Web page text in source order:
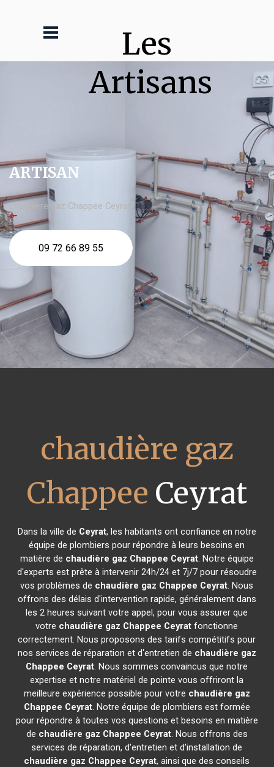
Les
Artisans
ARTISAN
chaudière gaz Chappee Ceyrat
09 72 66 89 55
chaudière gaz
Chappee Ceyrat
Dans la ville de Ceyrat, les habitants ont confiance en notre
équipe de plombiers pour répondre à leurs besoins en
matière de chaudière gaz Chappee Ceyrat. Notre équipe
d'experts est prête à intervenir 24h/24 et 7j/7 pour résoudre
vos problèmes de chaudière gaz Chappee Ceyrat. Nous
offrons des délais d'intervention rapide, généralement dans
les 2 heures suivant votre appel, pour vous assurer que
votre chaudière gaz Chappee Ceyrat fonctionne
correctement. Nous proposons des tarifs compétitifs pour
nos services de réparation et d'entretien de chaudière gaz
Chappee Ceyrat. Nous sommes convaincus que notre
expertise et notre matériel de pointe vous offriront la
meilleure expérience possible pour votre chaudière gaz
Chappee Ceyrat. Notre équipe de plombiers est formée
pour répondre à toutes vos questions et besoins en matière
de chaudière gaz Chappee Ceyrat. Nous offrons des
services de réparation, d'entretien et d'installation de
chaudière gaz Chappee Ceyrat, ainsi que des conseils